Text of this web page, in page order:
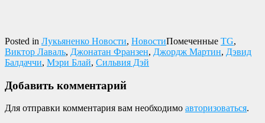
Posted in Лукьяненко Новости, НовостиПомеченные TG,
Виктор Лаваль, Джонатан Франзен, Джордж Мартин, Дэвид
Балдаччи, Мэри Блай, Сильвия Дэй
Добавить комментарий
Для отправки комментария вам необходимо авторизоваться.